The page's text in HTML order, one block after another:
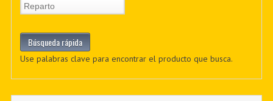
Use palabras clave para encontrar el producto que busca.